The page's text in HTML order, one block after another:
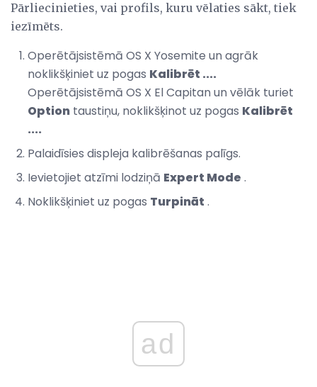
Pārliecinieties, vai profils, kuru vēlaties sākt, tiek
iezīmēts.
Operētājsistēmā OS X Yosemite un agrāk
noklikšķiniet uz pogas Kalibrēt ....
Operētājsistēmā OS X El Capitan un vēlāk turiet
Option taustiņu, noklikšķinot uz pogas Kalibrēt
....
Palaidīsies displeja kalibrēšanas palīgs.
Ievietojiet atzīmi lodziņā Expert Mode .
Noklikšķiniet uz pogas Turpināt .
ad